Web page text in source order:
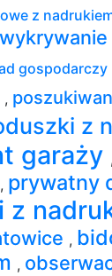
z
wykrywanie
gospodarczy
,
z
garaży ,
, prywatny
z
,
,